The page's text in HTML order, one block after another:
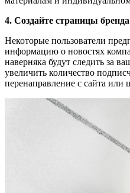
4. Создайте страницы бренда
Некоторые пользователи
информацию о новостях
наверняка будут следить за
увеличить количество
перенаправление с сайта или